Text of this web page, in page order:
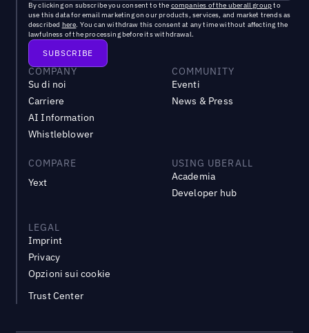
By clicking on subscribe you consent to the companies of the uberall groupto
use this data for email marketing on our products, services, and market trends as
described here. You can withdraw this consent at any time without affecting the
lawfulness of the processing before its withdrawal.
COMPANY
Su di noi
Carriere
AI Information
Whistleblower
COMMUNITY
Eventi
News & Press
COMPARE
Yext
USING UBERALL
Academia
Developer hub
LEGAL
Imprint
Privacy
Opzioni sui cookie
Trust Center